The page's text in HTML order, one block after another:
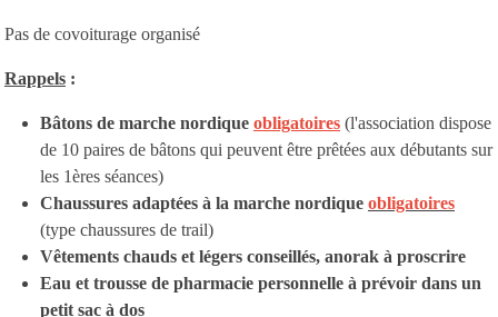
Pas de covoiturage organisé
Rappels :
Bâtons de marche nordique obligatoires (l'association dispose
de 10 paires de bâtons qui peuvent être prêtées aux débutants sur
les 1ères séances)
Chaussures adaptées à la marche nordique obligatoires
(type chaussures de trail)
Vêtements chauds et légers conseillés, anorak à proscrire
Eau et trousse de pharmacie personnelle à prévoir dans un
petit sac à dos